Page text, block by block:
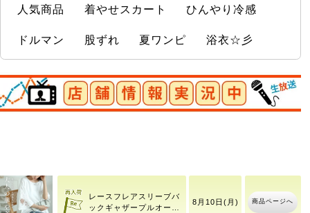
人気商品 着やせスカート ひんやり冷感
ドルマン 股ずれ 夏ワンピ 浴衣☆彡
店舗情報実況中
レースフレアスリーブバ
ックギャザープルオーバ
8月10日(月) 商品ページへ